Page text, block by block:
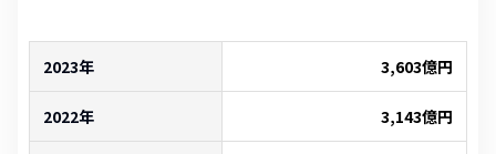
2023年 3,603億円
2022年 3,143億円